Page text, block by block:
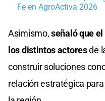
Fe en AgroActiva 2026
Asimismo,señaló que
los distintos actoresde
construir soluciones
relación estratégica